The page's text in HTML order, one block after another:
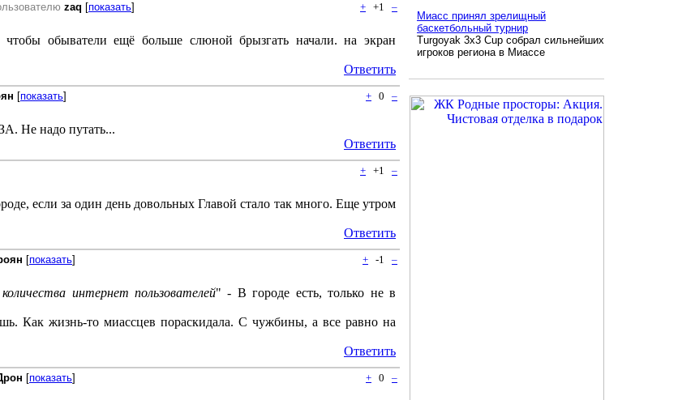
zaq [показать] + +1 –
обыватели ещё больше слюной брызгать начали. на экран
Ответить
[показать] + 0 –
Не надо путать...
Ответить
+ +1 –
если за один день довольных Главой стало так много. Еще утром
Ответить
[показать] + -1 –
интернет пользователей" - В городе есть, только не в
Как жизнь-то миассцев пораскидала. С чужбины, а все равно на
Ответить
[показать] + 0 –
Миасс принял зрелищный
баскетбольный турнир
Turgoyak 3x3 Cup собрал сильнейших
игроков региона в Миассе